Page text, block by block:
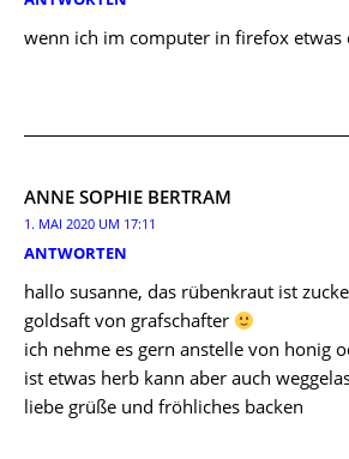
wenn ich im computer in firefox etwas
ANNE SOPHIE BERTRAM
1. MAI 2020 UM 17:11
ANTWORTEN
hallo susanne, das rübenkraut ist
goldsaft von grafschafter
ich nehme es gern anstelle von honig
ist etwas herb kann aber auch
liebe grüße und fröhliches backen